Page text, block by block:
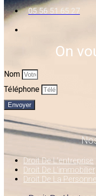
05 56 51 65 27
On
Nom
Téléphone
Envoyer
Droit De L’entreprise
Droit De L’immobilier
Droit De La Personne